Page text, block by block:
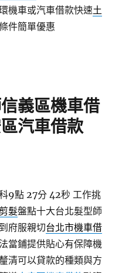
機車或汽車借款快速土
件簡單優惠
義區機車借
汽車借款
9點 27分 42秒 工作挑
髮盤點十大台北髮型師
府服親切台北市機車借
當鋪提供貼心有保障機
清可以貸款的種類與方